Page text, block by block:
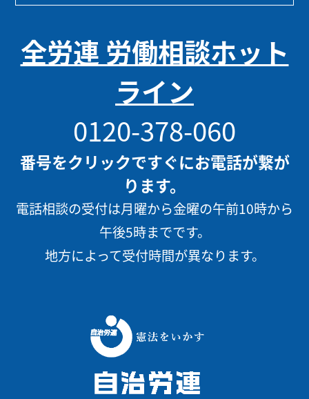
全労連 労働相談ホット
ライン
0120-378-060
番号をクリックですぐにお電話が繋が
ります。
電話相談の受付は月曜から金曜の午前10時から
午後5時までです。
地方によって受付時間が異なります。